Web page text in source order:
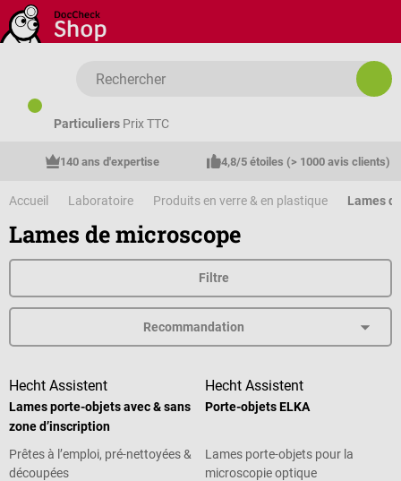
Passer au contenu principal
Particuliers Prix TTC
140 ans d'expertise 4,8/5 étoiles (> 1000 avis clients)
Accueil Laboratoire Produits en verre & en plastique Lames
Lames de microscope
Filtre
Hecht Assistent
Lames porte-objets avec & sans
zone d’inscription
Prêtes à l’emploi, pré-nettoyées &
découpées
Hecht Assistent
Porte-objets ELKA
Lames porte-objets pour la
microscopie optique